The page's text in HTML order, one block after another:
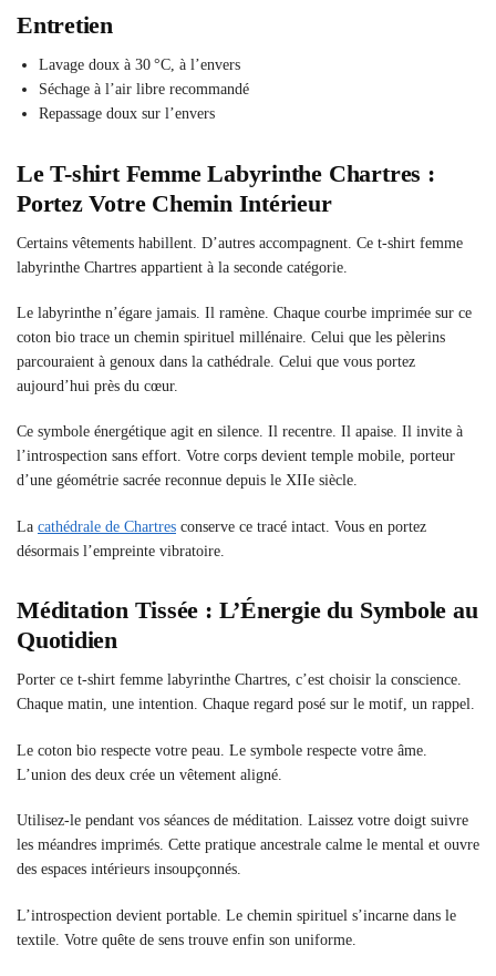
Entretien
Lavage doux à 30 °C, à l’envers
Séchage à l’air libre recommandé
Repassage doux sur l’envers
Le T-shirt Femme Labyrinthe Chartres :
Portez Votre Chemin Intérieur
Certains vêtements habillent. D’autres accompagnent. Ce t-shirt femme
labyrinthe Chartres appartient à la seconde catégorie.
Le labyrinthe n’égare jamais. Il ramène. Chaque courbe imprimée sur ce
coton bio trace un chemin spirituel millénaire. Celui que les pèlerins
parcouraient à genoux dans la cathédrale. Celui que vous portez
aujourd’hui près du cœur.
Ce symbole énergétique agit en silence. Il recentre. Il apaise. Il invite à
l’introspection sans effort. Votre corps devient temple mobile, porteur
d’une géométrie sacrée reconnue depuis le XIIe siècle.
La cathédrale de Chartres conserve ce tracé intact. Vous en portez
désormais l’empreinte vibratoire.
Méditation Tissée : L’Énergie du Symbole au
Quotidien
Porter ce t-shirt femme labyrinthe Chartres, c’est choisir la conscience.
Chaque matin, une intention. Chaque regard posé sur le motif, un rappel.
Le coton bio respecte votre peau. Le symbole respecte votre âme.
L’union des deux crée un vêtement aligné.
Utilisez-le pendant vos séances de méditation. Laissez votre doigt suivre
les méandres imprimés. Cette pratique ancestrale calme le mental et ouvre
des espaces intérieurs insoupçonnés.
L’introspection devient portable. Le chemin spirituel s’incarne dans le
textile. Votre quête de sens trouve enfin son uniforme.